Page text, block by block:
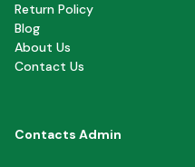
Return Policy
Blog
About Us
Contact Us
Contacts Admin